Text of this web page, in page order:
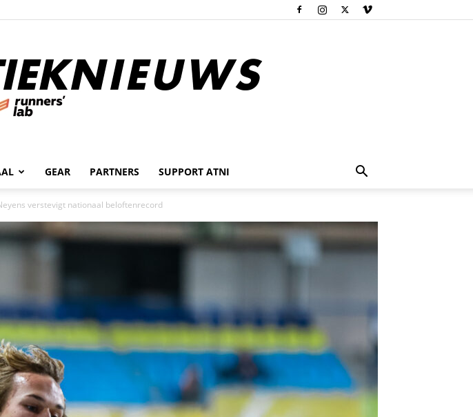
GEAR PARTNERS SUPPORT ATNI
verstevigt nationaal beloftenrecord